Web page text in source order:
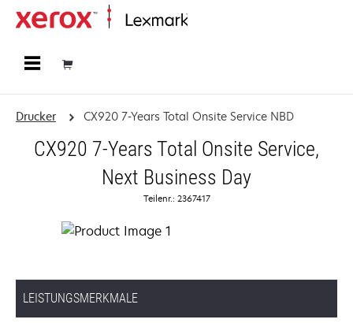
Drucker CX920 7-Years Total Onsite Service NBD
CX920 7-Years Total Onsite Service,
Next Business Day
Teilenr.: 2367417
LEISTUNGSMERKMALE